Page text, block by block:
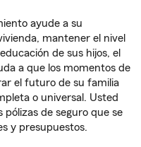
ayude a su
mantener el nivel
de sus hijos, el
a que los momentos de
el futuro de su familia
o universal. Usted
de seguro que se
y presupuestos.